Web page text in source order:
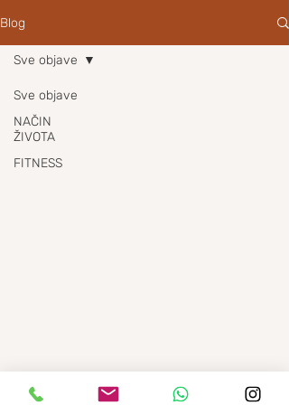
Blog
Sve objave
NAČIN
ŽIVOTA
FITNESS
Sve objave